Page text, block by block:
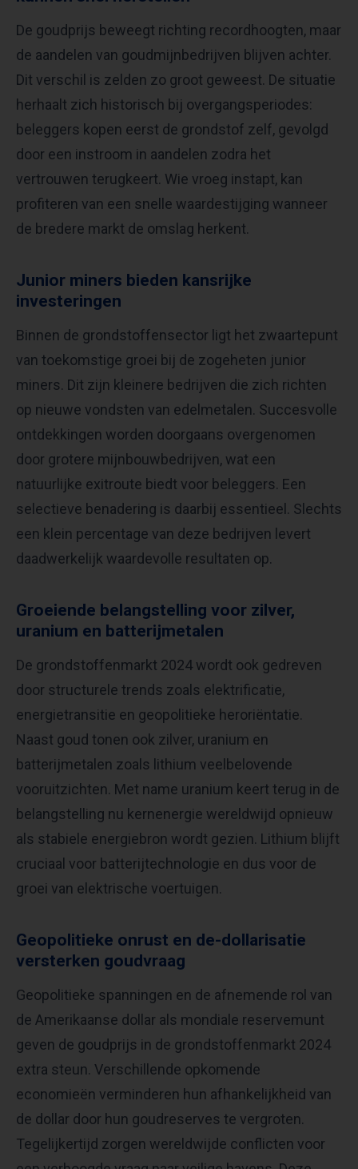
De goudprijs beweegt richting recordhoogten, maar
de aandelen van goudmijnbedrijven blijven achter.
Dit verschil is zelden zo groot geweest. De situatie
herhaalt zich historisch bij overgangsperiodes:
beleggers kopen eerst de grondstof zelf, gevolgd
door een instroom in aandelen zodra het
vertrouwen terugkeert. Wie vroeg instapt, kan
profiteren van een snelle waardestijging wanneer
de bredere markt de omslag herkent.
Junior miners bieden kansrijke
investeringen
Binnen de grondstoffensector ligt het zwaartepunt
van toekomstige groei bij de zogeheten junior
miners. Dit zijn kleinere bedrijven die zich richten
op nieuwe vondsten van edelmetalen. Succesvolle
ontdekkingen worden doorgaans overgenomen
door grotere mijnbouwbedrijven, wat een
natuurlijke exitroute biedt voor beleggers. Een
selectieve benadering is daarbij essentieel. Slechts
een klein percentage van deze bedrijven levert
daadwerkelijk waardevolle resultaten op.
Groeiende belangstelling voor zilver,
uranium en batterijmetalen
De grondstoffenmarkt 2024 wordt ook gedreven
door structurele trends zoals elektrificatie,
energietransitie en geopolitieke heroriëntatie.
Naast goud tonen ook zilver, uranium en
batterijmetalen zoals lithium veelbelovende
vooruitzichten. Met name uranium keert terug in de
belangstelling nu kernenergie wereldwijd opnieuw
als stabiele energiebron wordt gezien. Lithium blijft
cruciaal voor batterijtechnologie en dus voor de
groei van elektrische voertuigen.
Geopolitieke onrust en de-dollarisatie
versterken goudvraag
Geopolitieke spanningen en de afnemende rol van
de Amerikaanse dollar als mondiale reservemunt
geven de goudprijs in de grondstoffenmarkt 2024
extra steun. Verschillende opkomende
economieën verminderen hun afhankelijkheid van
de dollar door hun goudreserves te vergroten.
Tegelijkertijd zorgen wereldwijde conflicten voor